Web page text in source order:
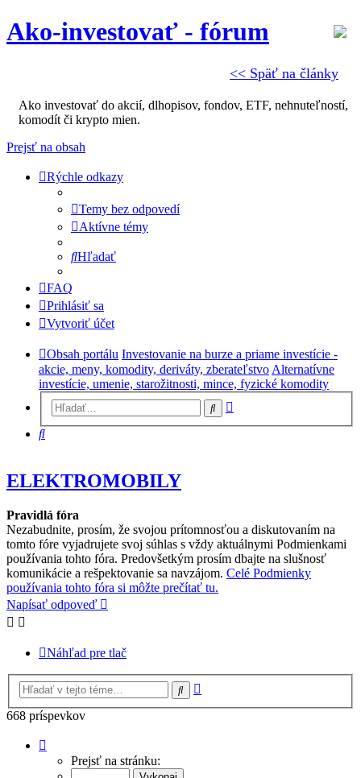
<< Späť na články
Ako-investovať - fórum
Ako investovať do akcií, dlhopisov, fondov, ETF, nehnuteľností,
komodít či krypto mien.
Prejsť na obsah
Rýchle odkazy
Temy bez odpovedí
Aktívne témy
Hľadať
FAQ
Prihlásiť sa
Vytvoriť účet
Obsah portálu Investovanie na burze a priame investície -
akcie, meny, komodity, deriváty, zberateľstvoAlternatívne
investície, umenie, starožitnosti, mince, fyzické komodity
Hľadať
Hľadať
ELEKTROMOBILY
Pravidlá fóra
Nezabudnite, prosím, že svojou prítomnosťou a diskutovaním na
tomto fóre vyjadrujete svoj súhlas s vždy aktuálnymi Podmienkami
používania tohto fóra. Predovšetkým prosím dbajte na slušnosť
komunikácie a rešpektovanie sa navzájom. Celé Podmienky
používania tohto fóra si môžte prečítať tu.
Napísať odpoveď
Náhľad pre tlač
Hľadať
668 príspevkov
17
Prejsť na stránku: